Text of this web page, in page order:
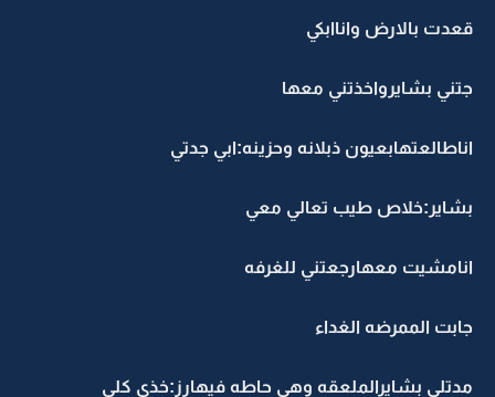
قعدت بالارض واناابكي
جتني بشايرواخذتني معها
اناطالعتهابعيون ذبلانه وحزينه:ابي جدتي
بشاير:خلاص طيب تعالي معي
انامشيت معهارجعتني للغرفه
جابت الممرضه الغداء
مدتلي بشايرالملعقه وهي حاطه فيهارز:خذي كلي